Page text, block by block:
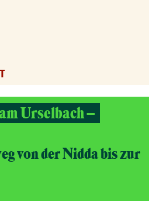
Urselbach –
von der Nidda bis zur